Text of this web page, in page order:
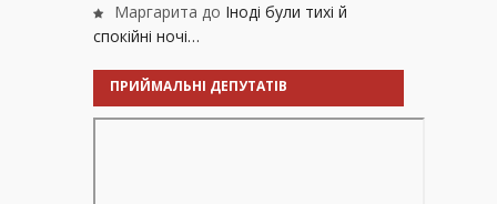
Маргарита до Іноді були тихі й
спокійні ночі…
ПРИЙМАЛЬНІ ДЕПУТАТІВ